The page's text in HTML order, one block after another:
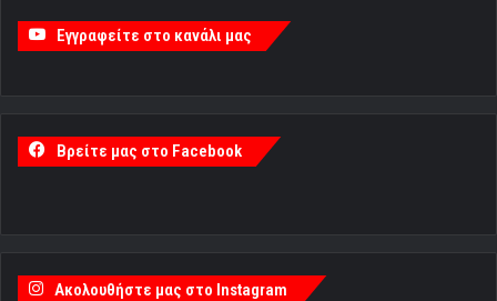
Εγγραφείτε στο κανάλι μας
Βρείτε μας στο Facebook
Ακολουθήστε μας στο Instagram